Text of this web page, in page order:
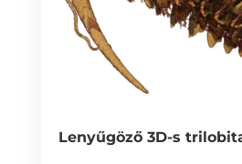
Lenyűgöző 3D-s